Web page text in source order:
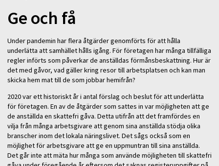
Ge och få
Under pandemin har flera åtgärder genomförts för att hålla
underlätta att samhället hålls igång. För företagen har många tillfälliga
regler införts som påverkar de anställdas förmånsbeskattning. Hur är
det med gåvor, vad gäller kring resor till arbetsplatsen och kan man
skicka hem mat till de som jobbar hemifrån?
2020 var ett historiskt år i antal förslag och beslut för att underlätta
för företagen. En av de åtgärder som sattes in var möjligheten att ge
de anställda en skattefri gåva. Detta utifrån att det framfördes en
vilja från många arbetsgivare att genom sina anställda stödja olika
branscher inom det lokala näringslivet. Det sågs också som en
möjlighet för arbetsgivare att ge en uppmuntran till sina anställda.
Det går inte att mäta hur många som använde möjligheten till skattefri